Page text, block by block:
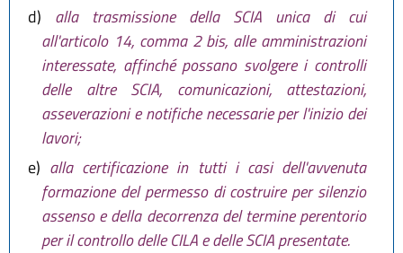
d)
alla trasmissione della SCIA unica di cui
all'articolo 14, comma 2 bis, alle amministrazioni
interessate, affinché possano svolgere i controlli
delle altre SCIA, comunicazioni, attestazioni,
asseverazioni e notifiche necessarie per l'inizio dei
lavori;
e) alla certificazione in tutti i casi dell'avvenuta
formazione del permesso di costruire per silenzio
assenso e della decorrenza del termine perentorio
per il controllo delle CILA e delle SCIA presentate.